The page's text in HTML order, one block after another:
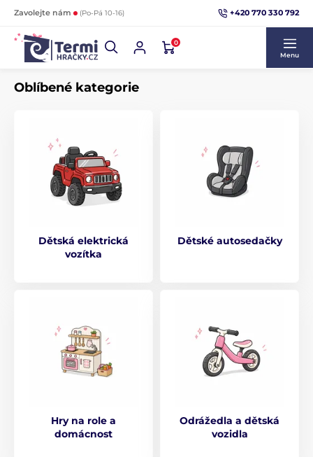
Zavolejte nám (Po-Pá 10-16) +420 770 330 792
0
Menu
Oblíbené kategorie
Dětská elektrická
vozítka
Dětské autosedačky
Hry na role a
domácnost
Odrážedla a dětská
vozidla